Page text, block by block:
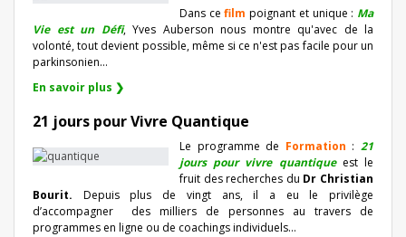
Dans cefilm poignant et unique : Ma
Vie est un Défi, Yves Auberson nous montre qu'avec de la
volonté, tout devient possible, même si ce n'est pas facile pour un
parkinsonien…
En savoir plus ❯
21 jours pour Vivre Quantique
Le programme de Formation :21
jours pour vivre quantiqueest le
fruit des recherches du Dr Christian
Bourit. Depuis plus de vingt ans, il a eu le privilège
d’accompagner
des milliers de personnes au travers de
programmes en ligne ou de coachings individuels…